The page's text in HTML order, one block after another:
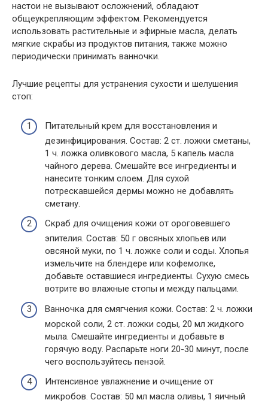
настои не вызывают осложнений, обладают
общеукрепляющим эффектом. Рекомендуется
использовать растительные и эфирные масла, делать
мягкие скрабы из продуктов питания, также можно
периодически принимать ванночки.
Лучшие рецепты для устранения сухости и шелушения
стоп:
Питательный крем для восстановления и
дезинфицирования. Состав: 2 ст. ложки сметаны,
1 ч. ложка оливкового масла, 5 капель масла
чайного дерева. Смешайте все ингредиенты и
нанесите тонким слоем. Для сухой
потрескавшейся дермы можно не добавлять
сметану.
Скраб для очищения кожи от ороговевшего
эпителия. Состав: 50 г овсяных хлопьев или
овсяной муки, по 1 ч. ложке соли и соды. Хлопья
измельчите на блендере или кофемолке,
добавьте оставшиеся ингредиенты. Сухую смесь
вотрите во влажные стопы и между пальцами.
Ванночка для смягчения кожи. Состав: 2 ч. ложки
морской соли, 2 ст. ложки соды, 20 мл жидкого
мыла. Смешайте ингредиенты и добавьте в
горячую воду. Распарьте ноги 20-30 минут, после
чего воспользуйтесь пензой.
Интенсивное увлажнение и очищение от
микробов. Состав: 50 мл масла оливы, 1 яичный